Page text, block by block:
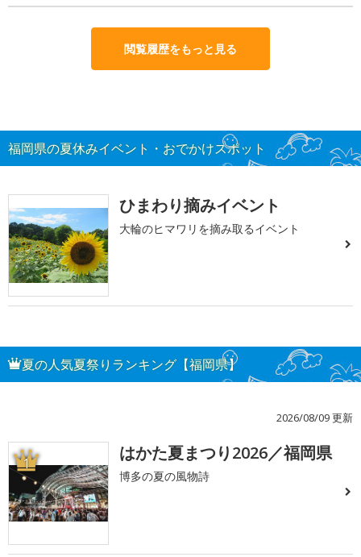
閲覧履歴をもっと見る
福岡県の夏休みイベント・おでかけスポット
ひまわり摘みイベント
大輪のヒマワリを摘み取るイベント
夏の人気夏祭りランキング【福岡県】
2026/08/09 更新
1 はかた夏まつり2026／福岡県
博多の夏の風物詩